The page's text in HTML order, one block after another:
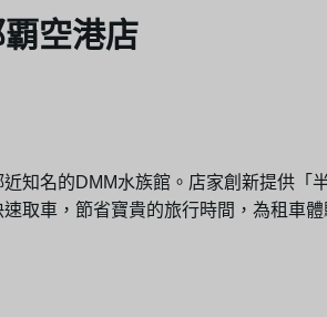
空港店
知名的DMM水族館。店家創新提供「
取車，節省寶貴的旅行時間，為租車